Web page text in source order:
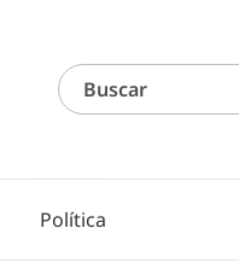
Política